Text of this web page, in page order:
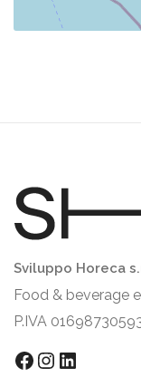
Sviluppo Horeca
Food & beverage
P.IVA
Facebook
Instagram
LinkedIn